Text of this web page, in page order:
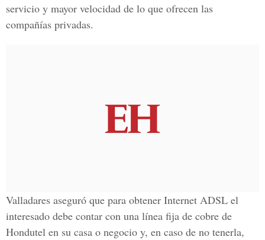
servicio y mayor velocidad de lo que ofrecen las
compañías privadas.
Valladares aseguró que para obtener Internet ADSL el
interesado debe contar con una línea fija de cobre de
Hondutel en su casa o negocio y, en caso de no tenerla,